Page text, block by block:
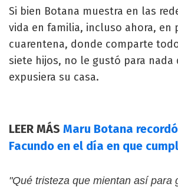
Si bien Botana muestra en las
vida en familia, incluso ahora, en
cuarentena, donde comparte
siete hijos, no le gustó para nada
expusiera su casa.
LEER MÁS Maru Botana
Facundo en el día en que
"Qué tristeza que mientan así para